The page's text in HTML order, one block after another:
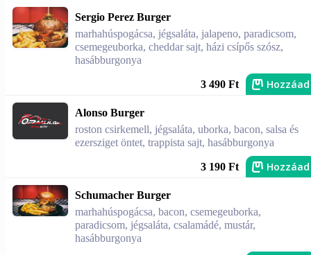
Sergio Perez Burger
marhahúspogácsa, jégsaláta, jalapeno, paradicsom,
csemegeuborka, cheddar sajt, házi csípős szósz,
hasábburgonya
3 490 Ft Hozzáad
Alonso Burger
roston csirkemell, jégsaláta, uborka, bacon, salsa és
ezersziget öntet, trappista sajt, hasábburgonya
3 190 Ft Hozzáad
Schumacher Burger
marhahúspogácsa, bacon, csemegeuborka,
paradicsom, jégsaláta, csalamádé, mustár,
hasábburgonya